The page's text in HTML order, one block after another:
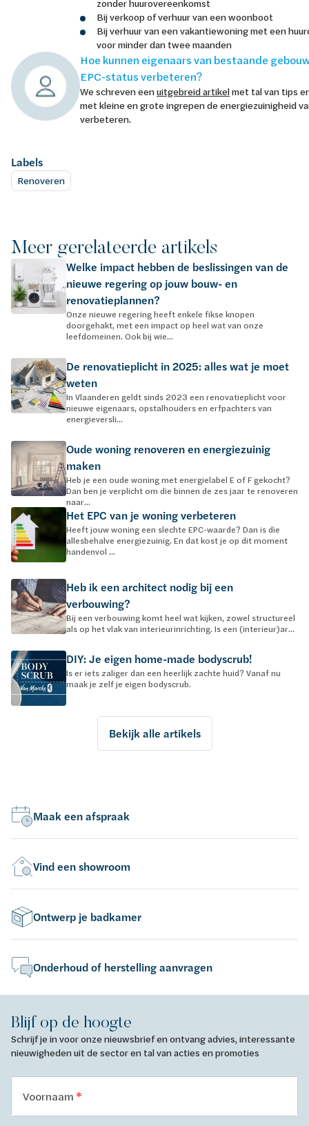
zonder huurovereenkomst
Bij verkoop of verhuur van een woonboot
Bij verhuur van een vakantiewoning met een
voor minder dan twee maanden
Hoe kunnen eigenaars van bestaande
EPC-status verbeteren?
We schreven eenuitgebreid artikelmet tal van tips
met kleine en grote ingrepen de energiezuinigheid
verbeteren.
Labels
Renoveren
Meer gerelateerde artikels
Welke impact hebben de beslissingen van de
nieuwe regering op jouw bouw- en
renovatieplannen?
Onze nieuwe regering heeft enkele fikse knopen
doorgehakt, met een impact op heel wat van onze
leefdomeinen. Ook bij wie...
De renovatieplicht in 2025: alles wat je moet
weten
In Vlaanderen geldt sinds 2023 een renovatieplicht voor
nieuwe eigenaars, opstalhouders en erfpachters van
energieversli...
Oude woning renoveren en energiezuinig
maken
Heb je een oude woning met energielabel E of F gekocht?
Dan ben je verplicht om die binnen de zes jaar te renoveren
naar...
Het EPC van je woning verbeteren
Heeft jouw woning een slechte EPC-waarde? Dan is die
allesbehalve energiezuinig. En dat kost je op dit moment
handenvol ...
Heb ik een architect nodig bij een
verbouwing?
Bij een verbouwing komt heel wat kijken, zowel structureel
als op het vlak van interieurinrichting. Is een (interieur)ar...
DIY: Je eigen home-made bodyscrub!
Is er iets zaliger dan een heerlijk zachte huid? Vanaf nu
maak je zelf je eigen bodyscrub.
Bekijk alle artikels
Maak een afspraak
Vind een showroom
Ontwerp je badkamer
Onderhoud of herstelling aanvragen
Blijf op de hoogte
Schrijf je in voor onze nieuwsbrief en ontvang advies, interessante
nieuwigheden uit de sector en tal van acties en promoties
Voornaam